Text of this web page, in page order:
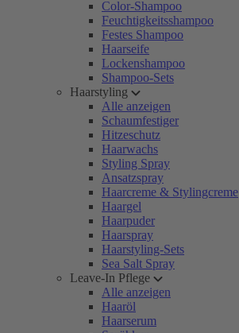
Color-Shampoo
Feuchtigkeitsshampoo
Festes Shampoo
Haarseife
Lockenshampoo
Shampoo-Sets
Haarstyling
Alle anzeigen
Schaumfestiger
Hitzeschutz
Haarwachs
Styling Spray
Ansatzspray
Haarcreme & Stylingcreme
Haargel
Haarpuder
Haarspray
Haarstyling-Sets
Sea Salt Spray
Leave-In Pflege
Alle anzeigen
Haaröl
Haarserum